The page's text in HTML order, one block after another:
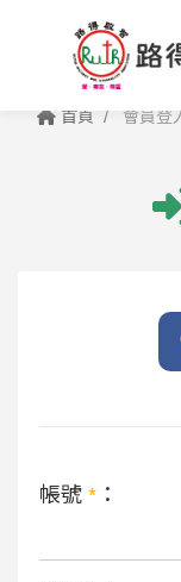
首頁 會員登
帳號 * ：